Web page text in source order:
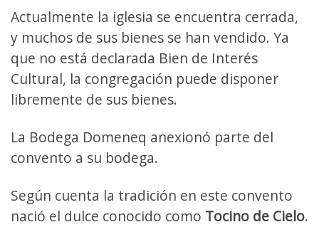
Actualmente la iglesia se encuentra cerrada,
y muchos de sus bienes se han vendido. Ya
que no está declarada Bien de Interés
Cultural, la congregación puede disponer
libremente de sus bienes.
La Bodega Domeneq anexionó parte del
convento a su bodega.
Según cuenta la tradición en este convento
nació el dulce conocido como Tocino de Cielo.